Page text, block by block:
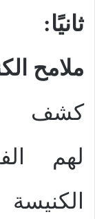
ثانيًا:
ملامح
كشف
لهم